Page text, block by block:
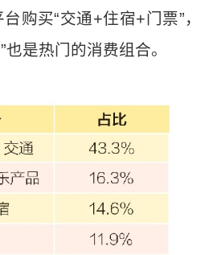
购买“交通+住宿+门票”，
是热门的消费组合。